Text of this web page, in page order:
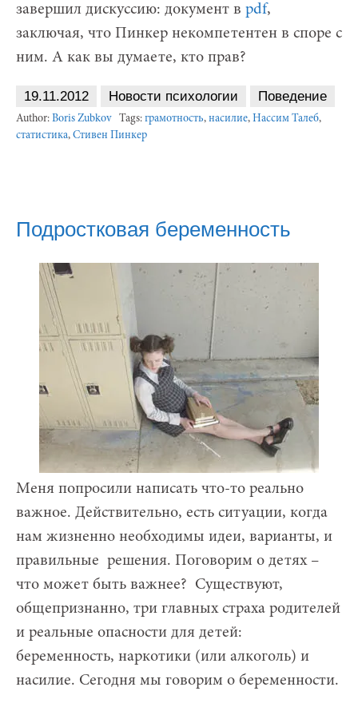
завершил дискуссию: документ в pdf,
заключая, что Пинкер некомпетентен в споре с
ним. А как вы думаете, кто прав?
19.11.2012 Новости психологии Поведение
Author: Boris Zubkov Tags: грамотность, насилие, Нассим Талеб,
статистика, Стивен Пинкер
Подростковая беременность
Меня попросили написать что-то реально
важное. Действительно, есть ситуации, когда
нам жизненно необходимы идеи, варианты, и
правильные решения. Поговорим о детях –
что может быть важнее? Существуют,
общепризнанно, три главных страха родителей
и реальные опасности для детей:
беременность, наркотики (или алкоголь) и
насилие. Сегодня мы говорим о беременности.